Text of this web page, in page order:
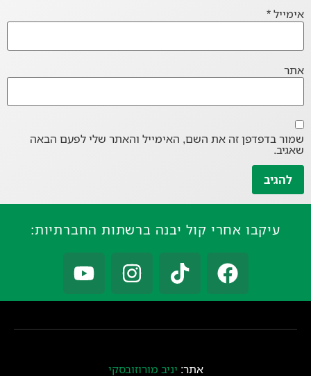
אימייל*
אתר
שמור בדפדפן זה את השם, האימייל והאתר שלי לפעם הבאה
שאגיב.
עיקבו אחרי קול יבנה ברשתות החברתיות:
אתר: יניב מורוזובסקי